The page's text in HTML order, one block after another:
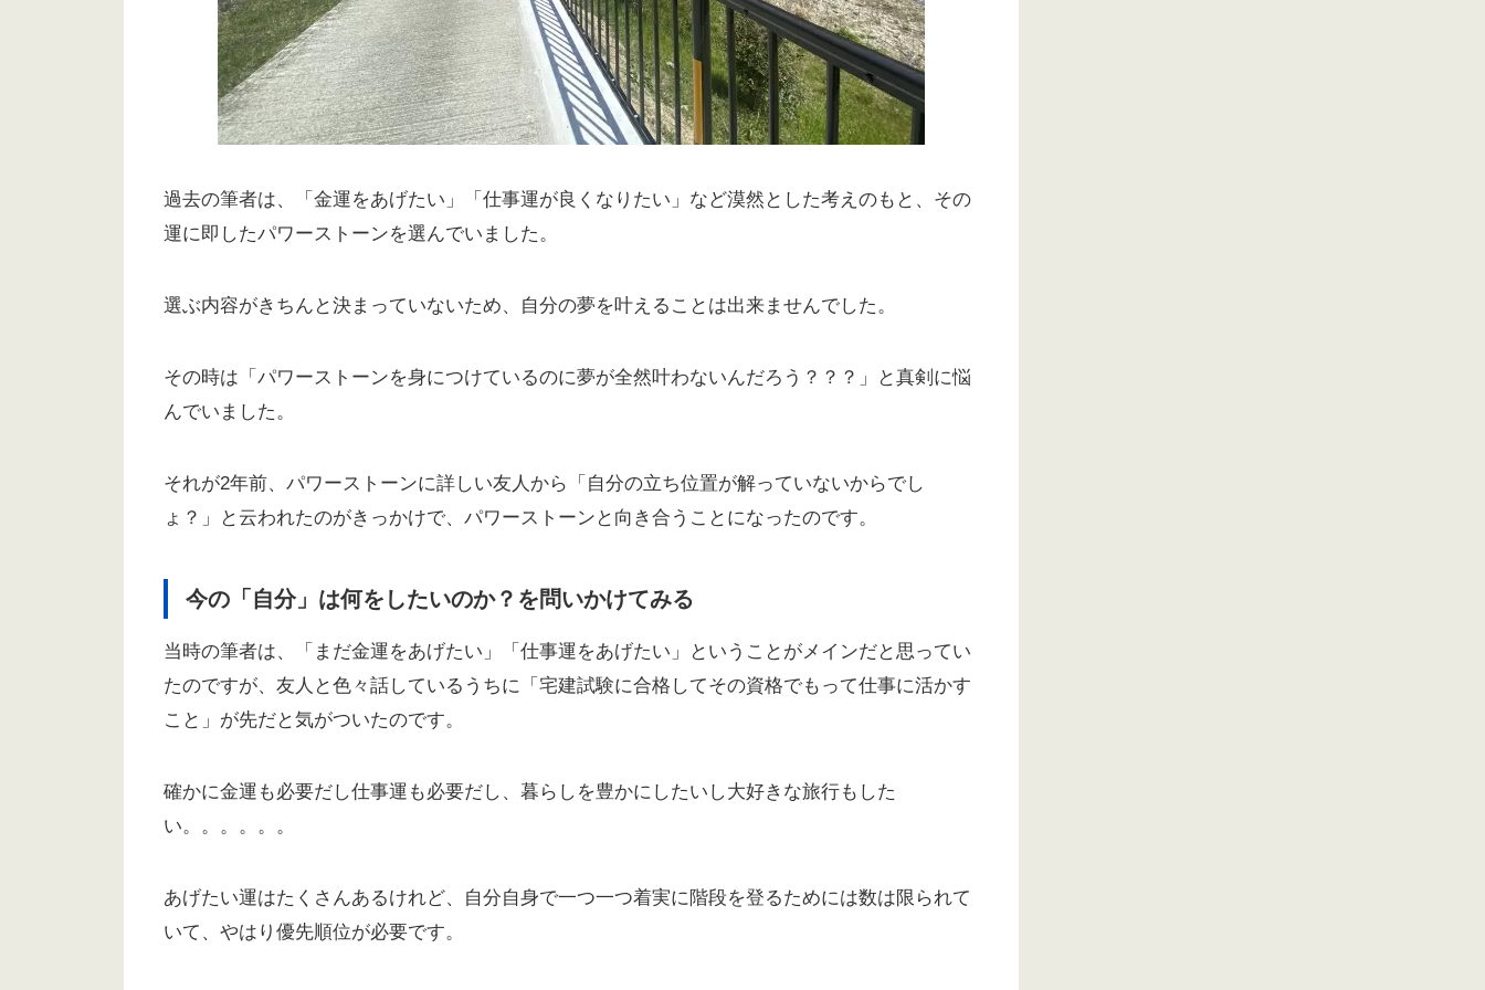
過去の筆者は、「金運をあげたい」「仕事運が良くなりたい」など漠然とした考えのもと、その
運に即したパワーストーンを選んでいました。
選ぶ内容がきちんと決まっていないため、自分の夢を叶えることは出来ませんでした。
その時は「パワーストーンを身につけているのに夢が全然叶わないんだろう？？？」と真剣に悩
んでいました。
それが2年前、パワーストーンに詳しい友人から「自分の立ち位置が解っていないからでし
ょ？」と云われたのがきっかけで、パワーストーンと向き合うことになったのです。
今の「自分」は何をしたいのか？を問いかけてみる
当時の筆者は、「まだ金運をあげたい」「仕事運をあげたい」ということがメインだと思ってい
たのですが、友人と色々話しているうちに「宅建試験に合格してその資格でもって仕事に活かす
こと」が先だと気がついたのです。
確かに金運も必要だし仕事運も必要だし、暮らしを豊かにしたいし大好きな旅行もした
い。。。。。。
あげたい運はたくさんあるけれど、自分自身で一つ一つ着実に階段を登るためには数は限られて
いて、やはり優先順位が必要です。